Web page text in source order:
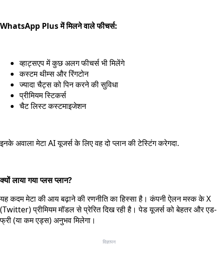
WhatsApp Plus में मिलने वाले फीचर्स:
व्हाट्सएप में कुछ अलग फीचर्स भी मिलेंगे
कस्टम थीम्स और रिंगटोन
ज्यादा चैट्स को पिन करने की सुविधा
प्रीमियम स्टिकर्स
चैट लिस्ट कस्टमाइजेशन
इनके अवाला मेटा AI यूजर्स के लिए वह दो प्लान की टेस्टिंग करेगदा.
क्यों लाया गया प्लस प्लान?
यह कदम मेटा की आय बढ़ाने की रणनीति का हिस्सा है। कंपनी ऐलन मस्क के X
(Twitter) प्रीमियम मॉडल से प्रेरित दिख रही है। पेड यूजर्स को बेहतर और एड-
फ्री (या कम एड्स) अनुभव मिलेगा।
विज्ञापन